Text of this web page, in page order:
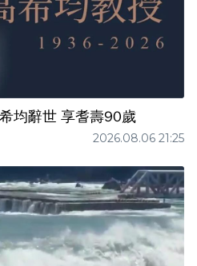
均辭世 享耆壽90歲
2026.08.06 21:25